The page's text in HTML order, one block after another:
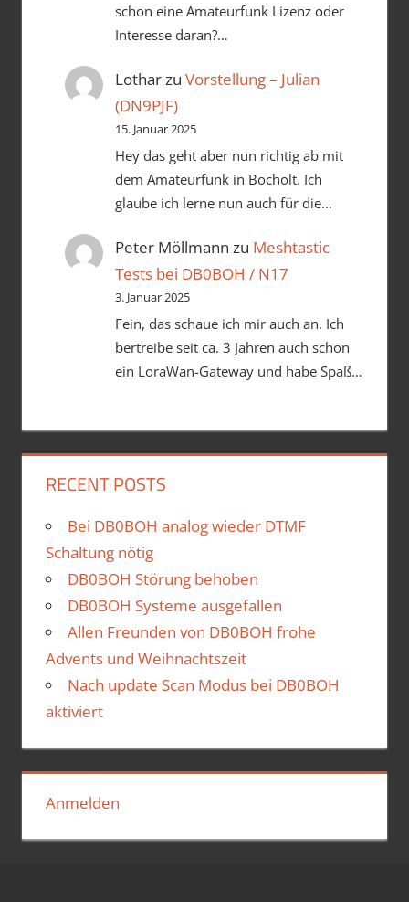
schon eine Amateurfunk Lizenz oder
Interesse daran?…
Lothar zu Vorstellung – Julian
(DN9PJF)
15. Januar 2025
Hey das geht aber nun richtig ab mit
dem Amateurfunk in Bocholt. Ich
glaube ich lerne nun auch für die…
Peter Möllmann zu Meshtastic
Tests bei DB0BOH / N17
3. Januar 2025
Fein, das schaue ich mir auch an. Ich
bertreibe seit ca. 3 Jahren auch schon
ein LoraWan-Gateway und habe Spaß…
RECENT POSTS
Bei DB0BOH analog wieder DTMF
Schaltung nötig
DB0BOH Störung behoben
DB0BOH Systeme ausgefallen
Allen Freunden von DB0BOH frohe
Advents und Weihnachtszeit
Nach update Scan Modus bei DB0BOH
aktiviert
Anmelden